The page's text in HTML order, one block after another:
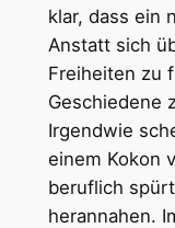
klar, dass ein
Anstatt sich
Freiheiten zu
Geschiedene
Irgendwie
einem Kokon
beruflich
herannahen.